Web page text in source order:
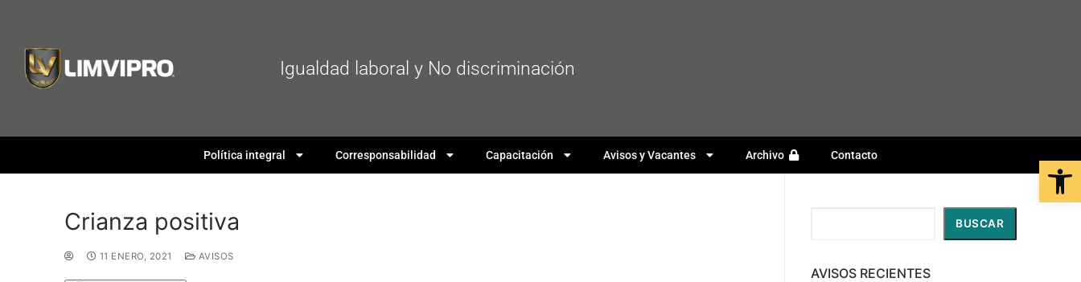
Igualdad laboral y No discriminación
Política integral Corresponsabilidad Capacitación Avisos y Vacantes Archivo Contacto
Crianza positiva
11 ENERO, 2021 AVISOS
BUSCAR
AVISOS RECIENTES